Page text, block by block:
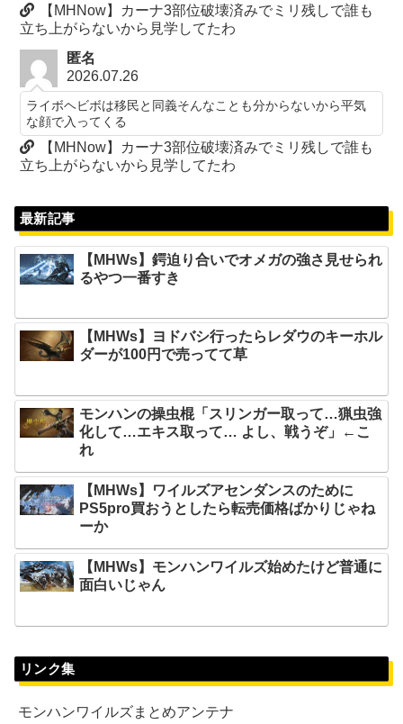
【MHNow】カーナ3部位破壊済みでミリ残しで誰も
立ち上がらないから見学してたわ
匿名
2026.07.26
ライボヘビボは移民と同義そんなことも分からないから平気
な顔で入ってくる
【MHNow】カーナ3部位破壊済みでミリ残しで誰も
立ち上がらないから見学してたわ
最新記事
【MHWs】鍔迫り合いでオメガの強さ見せられ
るやつ一番すき
【MHWs】ヨドバシ行ったらレダウのキーホル
ダーが100円で売ってて草
モンハンの操虫棍「スリンガー取って…猟虫強
化して…エキス取って… よし、戦うぞ」←こ
れ
【MHWs】ワイルズアセンダンスのために
PS5pro買おうとしたら転売価格ばかりじゃね
ーか
【MHWs】モンハンワイルズ始めたけど普通に
面白いじゃん
リンク集
モンハンワイルズまとめアンテナ